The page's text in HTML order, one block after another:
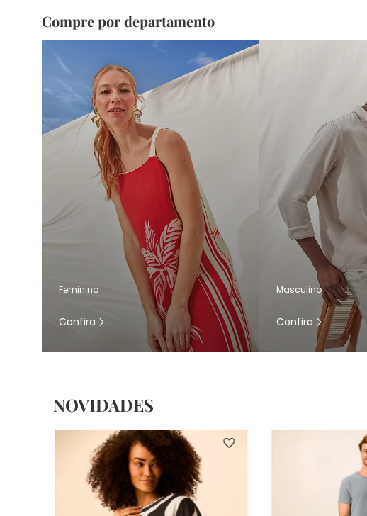
Compre por departamento
Feminino
Confira
Masculino
Confira
NOVIDADES